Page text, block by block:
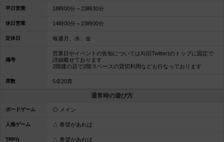
平日営業 18時00分～23時30分
休日営業 14時00分～23時00分
定休日 毎週月、水、金
備考
営業日やイベントの告知についてはX(旧Twitter)のトップに固定で
詳細載せております
2階建の店で2階スペースの貸切利用なども行なっております
席数 5卓20席
通常時の遊び方
ボードゲーム ◎ メイン
人狼ゲーム △ 希望があれば
TRPG △ 希望があれば